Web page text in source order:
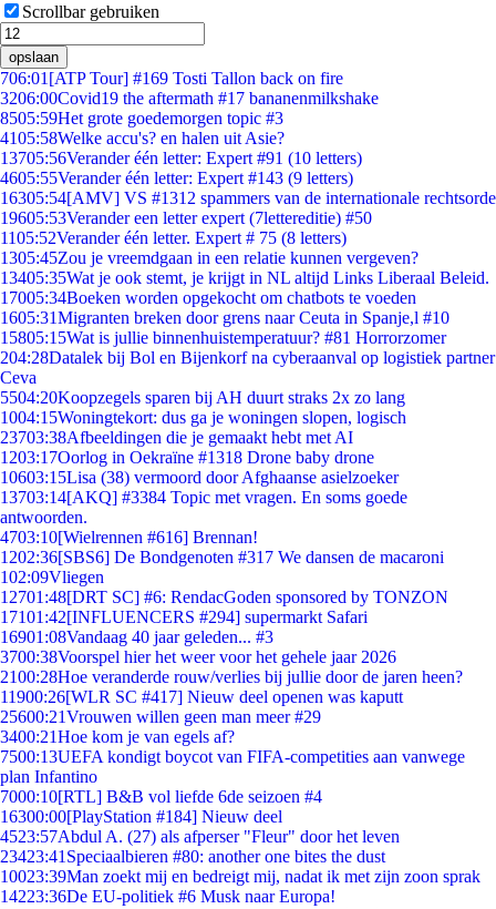
Scrollbar gebruiken
opslaan
706:01 [ATP Tour] #169 Tosti Tallon back on fire
3206:00Covid19 the aftermath #17 bananenmilkshake
8505:59Het grote goedemorgen topic #3
4105:58Welke accu's? en halen uit Asie?
13705:56Verander één letter: Expert #91 (10 letters)
4605:55Verander één letter: Expert #143 (9 letters)
16305:54[AMV] VS #1312 spammers van de internationale rechtsorde
19605:53Verander een letter expert (7lettereditie) #50
1105:52Verander één letter. Expert # 75 (8 letters)
1305:45Zou je vreemdgaan in een relatie kunnen vergeven?
13405:35Wat je ook stemt, je krijgt in NL altijd Links Liberaal Beleid.
17005:34Boeken worden opgekocht om chatbots te voeden
1605:31Migranten breken door grens naar Ceuta in Spanje,l #10
15805:15Wat is jullie binnenhuistemperatuur? #81 Horrorzomer
204:28Datalek bij Bol en Bijenkorf na cyberaanval op logistiek partner
Ceva
5504:20Koopzegels sparen bij AH duurt straks 2x zo lang
1004:15Woningtekort: dus ga je woningen slopen, logisch
23703:38Afbeeldingen die je gemaakt hebt met AI
1203:17Oorlog in Oekraïne #1318 Drone baby drone
10603:15Lisa (38) vermoord door Afghaanse asielzoeker
13703:14[AKQ] #3384 Topic met vragen. En soms goede
antwoorden.
4703:10[Wielrennen #616] Brennan!
1202:36[SBS6] De Bondgenoten #317 We dansen de macaroni
102:09Vliegen
12701:48[DRT SC] #6: RendacGoden sponsored by TONZON
17101:42[INFLUENCERS #294] supermarkt Safari
16901:08Vandaag 40 jaar geleden... #3
3700:38Voorspel hier het weer voor het gehele jaar 2026
2100:28Hoe veranderde rouw/verlies bij jullie door de jaren heen?
11900:26[WLR SC #417] Nieuw deel openen was kaputt
25600:21Vrouwen willen geen man meer #29
3400:21Hoe kom je van egels af?
7500:13UEFA kondigt boycot van FIFA-competities aan vanwege
plan Infantino
7000:10[RTL] B&B vol liefde 6de seizoen #4
16300:00[PlayStation #184] Nieuw deel
4523:57Abdul A. (27) als afperser "Fleur" door het leven
23423:41 Speciaalbieren #80: another one bites the dust
10023:39Man zoekt mij en bedreigt mij, nadat ik met zijn zoon sprak
14223:36De EU-politiek #6 Musk naar Europa!